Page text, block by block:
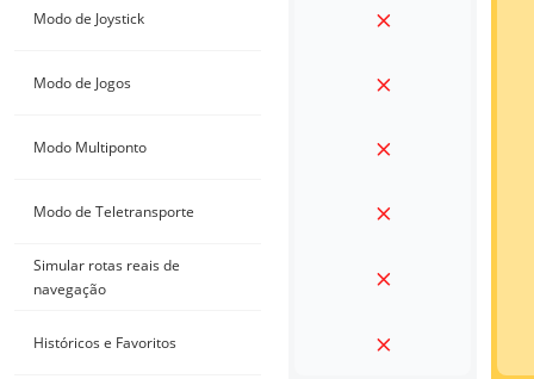
Modo de Joystick
Modo de Jogos
Modo Multiponto
Modo de Teletransporte
Simular rotas reais de
navegação
Históricos e Favoritos